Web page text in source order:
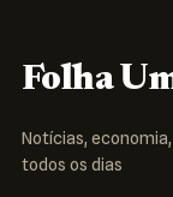
Folha
Notícias,
todos os dias